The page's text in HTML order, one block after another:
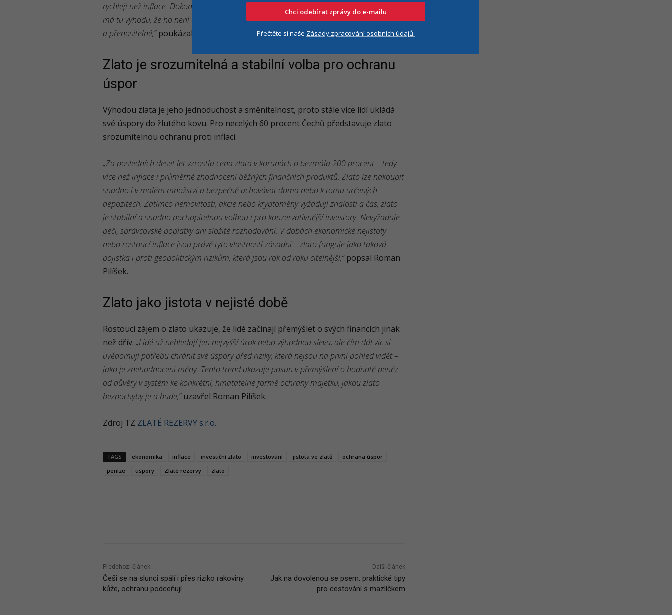
rychleji než inflace. Dokonce i v porovnání s nemovitostmi si vedlo velmi dobře – navíc
má tu výhodu, že ho není třeba opravovat, pronajímat ani danit. Je snadno uchovatelné
a přenositelné,“poukázal Roman Pilíšek.
Zlato je srozumitelná a stabilní volba pro ochranu
úspor
Výhodou zlata je jeho jednoduchost a směnitelnost, proto stále více lidí ukládá
své úspory do žlutého kovu. Pro necelých 60 procent Čechů představuje zlato
srozumitelnou ochranu proti inflaci.
„Za posledních deset let vzrostla cena zlata v korunách o bezmála 200 procent – tedy
více než inflace i průměrné zhodnocení běžných finančních produktů. Zlato lze nakoupit
snadno i v malém množství a bezpečně uchovávat doma nebo k tomu určených
depozitech. Zatímco nemovitosti, akcie nebo kryptoměny vyžadují znalosti a čas, zlato
je stabilní a snadno pochopitelnou volbou i pro konzervativnější investory. Nevyžaduje
péči, správcovské poplatky ani složité rozhodování. V dobách ekonomické nejistoty
nebo rostoucí inflace jsou právě tyto vlastnosti zásadní – zlato funguje jako taková
pojistka i proti geopolitickým rizikům, která jsou rok od roku citelnější,“popsal Roman
Pilíšek.
Zlato jako jistota v nejisté době
Rostoucí zájem o zlato ukazuje, že lidé začínají přemýšlet o svých financích jinak
než dřív. „Lidé už nehledají jen nejvyšší úrok nebo výhodnou slevu, ale čím dál víc si
uvědomují potřebu chránit své úspory před riziky, která nejsou na první pohled vidět –
jako je znehodnocení měny. Tento trend ukazuje posun v přemýšlení o hodnotě peněz –
od důvěry v systém ke konkrétní, hmatatelné formě ochrany majetku, jakou zlato
bezpochyby je a bude,“uzavřel Roman Pilíšek.
Zdroj TZ ZLATÉ REZERVY s.r.o.
TAGS ekonomika inflace investiční zlato investování jistota ve zlatě
ochrana úspor
peníze
úspory Zlaté rezervy zlato
Předchozí článek
Češi se na slunci spálí i přes riziko rakoviny
kůže, ochranu podceňují
Další článek
Jak na dovolenou se psem: praktické tipy
pro cestování s mazlíčkem
Chci odebírat zprávy do e-mailu
Přečtěte si naše Zásady zpracování osobních údajů.